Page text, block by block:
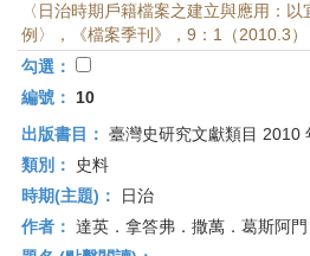
〈日治時期戶籍檔案之建立與應用：
例〉，《檔案季刊》，9：1（2010.3）
勾選：
編號：
10
出版書目： 臺灣史研究文獻類目 2010
類別：
史料
時期(主題)：
日治
作者： 達英．拿答弗．撒萬．葛斯阿門